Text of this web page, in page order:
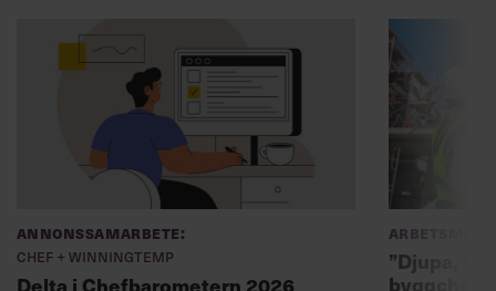
Annonssamarbete:
Chef + Winningtemp
Delta i Chefbarometern 2026
”Djupa,